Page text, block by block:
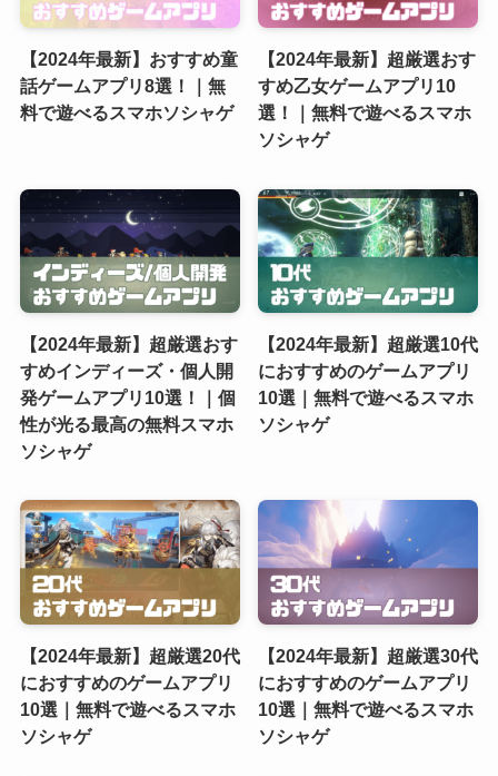
【2024年最新】おすすめ童
話ゲームアプリ8選！｜無
料で遊べるスマホソシャゲ
【2024年最新】超厳選おす
すめ乙女ゲームアプリ10
選！｜無料で遊べるスマホ
ソシャゲ
【2024年最新】超厳選おす
すめインディーズ・個人開
発ゲームアプリ10選！｜個
性が光る最高の無料スマホ
ソシャゲ
【2024年最新】超厳選10代
におすすめのゲームアプリ
10選｜無料で遊べるスマホ
ソシャゲ
【2024年最新】超厳選20代
におすすめのゲームアプリ
10選｜無料で遊べるスマホ
ソシャゲ
【2024年最新】超厳選30代
におすすめのゲームアプリ
10選｜無料で遊べるスマホ
ソシャゲ